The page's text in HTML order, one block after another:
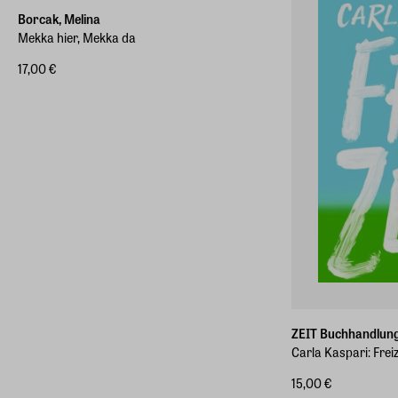
Borcak, Melina
Mekka hier, Mekka da
17,00 €
ZEIT
Carla Kaspari:
15,00 €